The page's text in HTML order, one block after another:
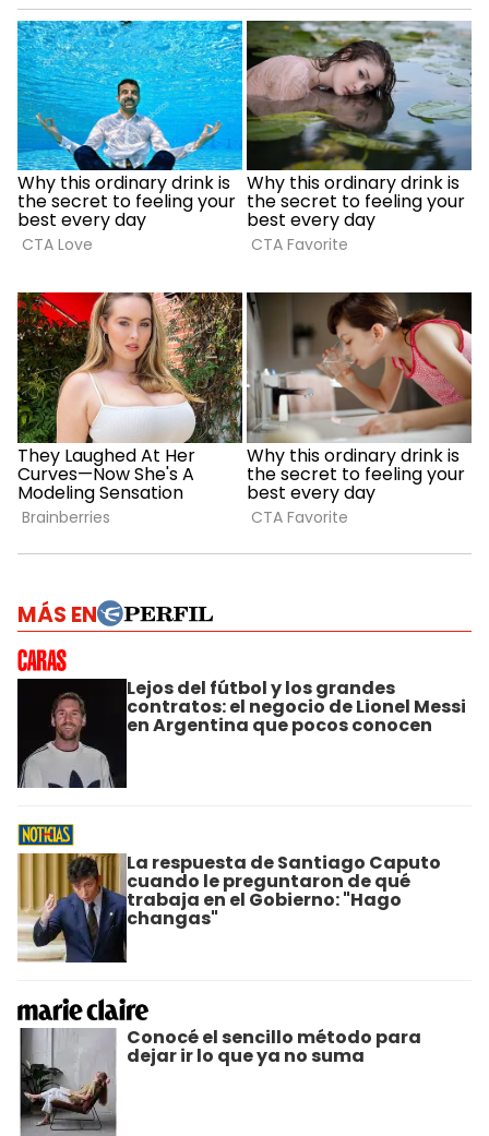
MÁS EN
Lejos del fútbol y los grandes
contratos: el negocio de Lionel Messi
en Argentina que pocos conocen
La respuesta de Santiago Caputo
cuando le preguntaron de qué
trabaja en el Gobierno: "Hago
changas"
Conocé el sencillo método para
dejar ir lo que ya no suma